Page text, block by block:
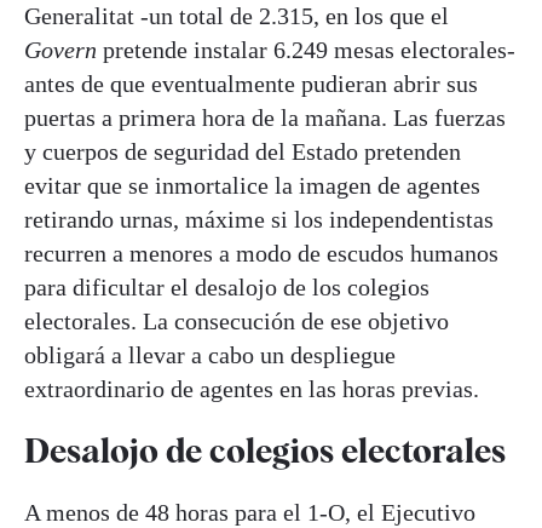
Generalitat -un total de 2.315, en los que el
Govern pretende instalar 6.249 mesas electorales-
antes de que eventualmente pudieran abrir sus
puertas a primera hora de la mañana. Las fuerzas
y cuerpos de seguridad del Estado pretenden
evitar que se inmortalice la imagen de agentes
retirando urnas, máxime si los independentistas
recurren a menores a modo de escudos humanos
para dificultar el desalojo de los colegios
electorales. La consecución de ese objetivo
obligará a llevar a cabo un despliegue
extraordinario de agentes en las horas previas.
Desalojo de colegios electorales
A menos de 48 horas para el 1-O, el Ejecutivo